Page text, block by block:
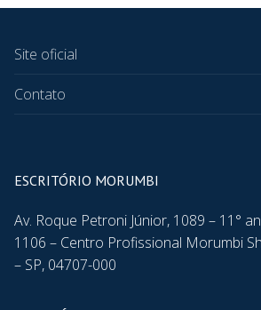
Site oficial
Contato
ESCRITÓRIO MORUMBI
Av. Roque Petroni Júnior, 1089 – 11°
1106 – Centro Profissional Morumbi
– SP, 04707-000